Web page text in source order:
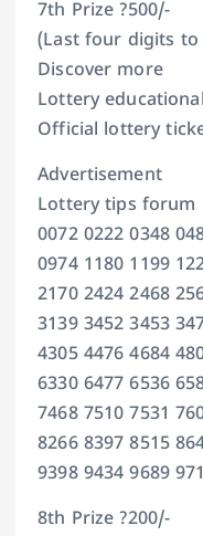
7th Prize ?500/-
(Last four digits to
Discover more
Lottery
Official lottery
Advertisement
Lottery tips forum
0072 0222 0348
0974 1180 1199
2170 2424 2468
3139 3452 3453
4305 4476 4684
6330 6477 6536
7468 7510 7531
8266 8397 8515
9398 9434 9689
8th Prize ?200/-